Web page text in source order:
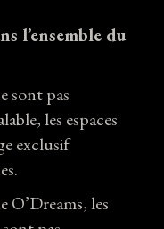
l’ensemble du
sont pas
les espaces
exclusif
O’Dreams, les